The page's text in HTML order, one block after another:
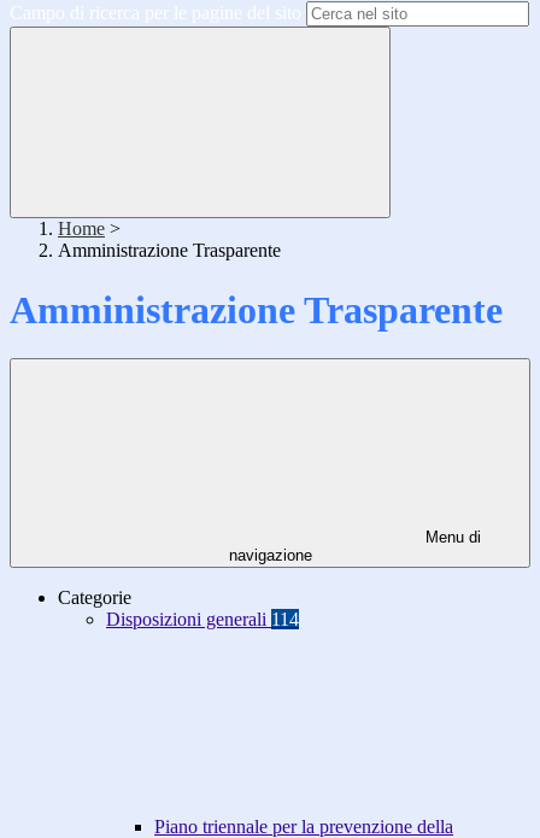
Campo di ricerca per le pagine del sito
Home >
Amministrazione Trasparente
Amministrazione Trasparente
Menu di
navigazione
Categorie
Disposizioni generali 114
Piano triennale per la prevenzione della